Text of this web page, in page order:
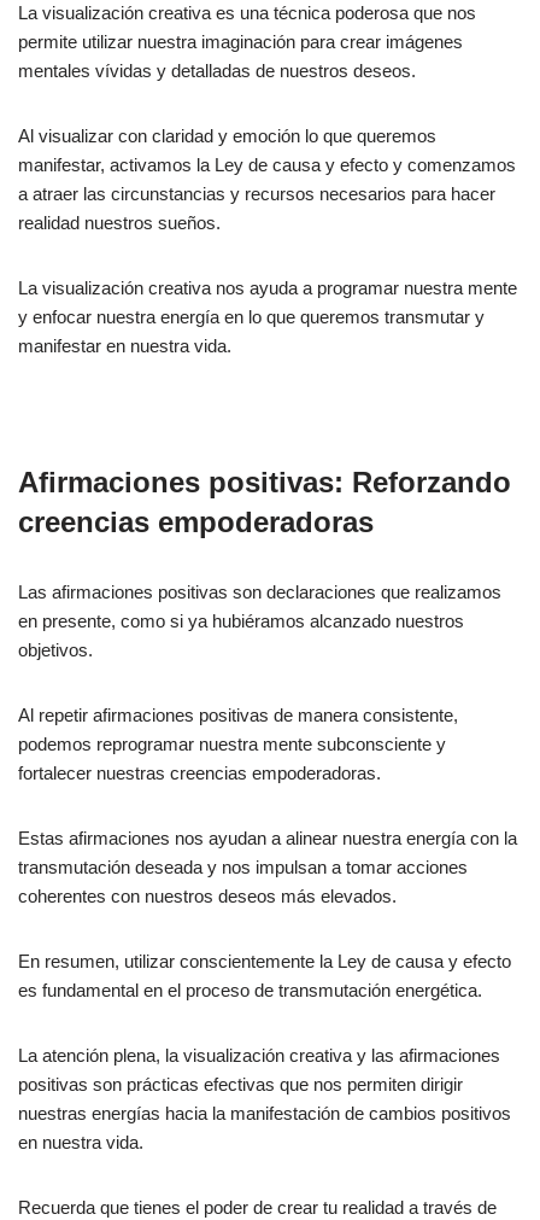
La visualización creativa es una técnica poderosa que nos
permite utilizar nuestra imaginación para crear imágenes
mentales vívidas y detalladas de nuestros deseos.
Al visualizar con claridad y emoción lo que queremos
manifestar, activamos la Ley de causa y efecto y comenzamos
a atraer las circunstancias y recursos necesarios para hacer
realidad nuestros sueños.
La visualización creativa nos ayuda a programar nuestra mente
y enfocar nuestra energía en lo que queremos transmutar y
manifestar en nuestra vida.
Afirmaciones positivas: Reforzando
creencias empoderadoras
Las afirmaciones positivas son declaraciones que realizamos
en presente, como si ya hubiéramos alcanzado nuestros
objetivos.
Al repetir afirmaciones positivas de manera consistente,
podemos reprogramar nuestra mente subconsciente y
fortalecer nuestras creencias empoderadoras.
Estas afirmaciones nos ayudan a alinear nuestra energía con la
transmutación deseada y nos impulsan a tomar acciones
coherentes con nuestros deseos más elevados.
En resumen, utilizar conscientemente la Ley de causa y efecto
es fundamental en el proceso de transmutación energética.
La atención plena, la visualización creativa y las afirmaciones
positivas son prácticas efectivas que nos permiten dirigir
nuestras energías hacia la manifestación de cambios positivos
en nuestra vida.
Recuerda que tienes el poder de crear tu realidad a través de